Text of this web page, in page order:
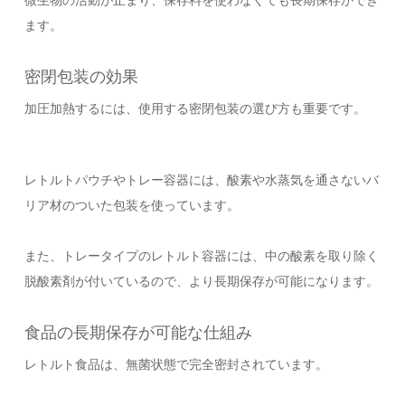
ます。
密閉包装の効果
加圧加熱するには、使用する密閉包装の選び方も重要です。
レトルトパウチやトレー容器には、酸素や水蒸気を通さないバ
リア材のついた包装を使っています。
また、トレータイプのレトルト容器には、中の酸素を取り除く
脱酸素剤が付いているので、より長期保存が可能になります。
食品の長期保存が可能な仕組み
レトルト食品は、無菌状態で完全密封されています。